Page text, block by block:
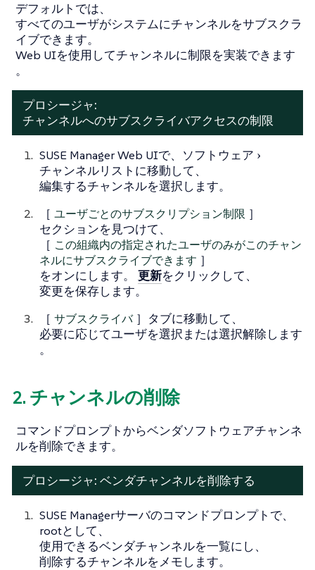
デフォルトでは、
すべてのユーザがシステムにチャンネルをサブスクラ
イブできます。
Web UIを使用してチャンネルに制限を実装できます
。
プロシージャ:
チャンネルへのサブスクライバアクセスの制限
SUSE Manager Web UIで、 ソフトウェア
チャンネルリスト に移動して、
編集するチャンネルを選択します。
［ ユーザごとのサブスクリプション制限 ］
セクションを見つけて、
［ この組織内の指定されたユーザのみがこのチャン
ネルにサブスクライブできます ］
をオンにします。 更新をクリックして、
変更を保存します。
［ サブスクライバ ］タブに移動して、
必要に応じてユーザを選択または選択解除します
。
2. チャンネルの削除
コマンドプロンプトからベンダソフトウェアチャンネ
ルを削除できます。
プロシージャ: ベンダチャンネルを削除する
SUSE Managerサーバのコマンドプロンプトで、
rootとして、
使用できるベンダチャンネルを一覧にし、
削除するチャンネルをメモします。